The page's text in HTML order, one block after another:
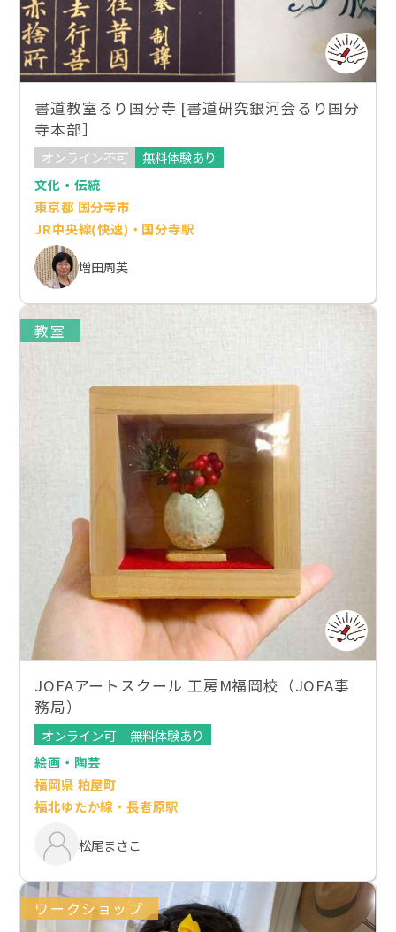
書道教室るり国分寺 [書道研究銀河会るり国分
寺本部］
オンライン不可
無料体験あり
文化・伝統
東京都 国分寺市
JR中央線(快速)・国分寺駅
増田周英
教室
JOFAアートスクール 工房M福岡校（JOFA事
務局）
オンライン可
無料体験あり
絵画・陶芸
福岡県 粕屋町
福北ゆたか線・長者原駅
松尾まさこ
ワークショップ